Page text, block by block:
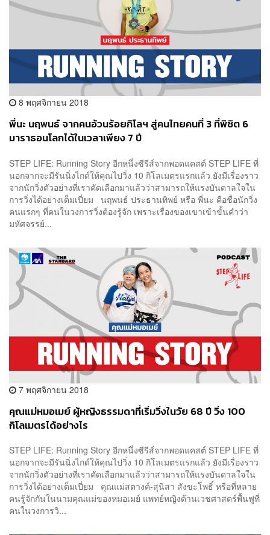
8 พฤศจิกายน 2018
พี่นะ นฤพนธ์ จากคนอ้วนร้อยกิโลฯ สู่คนไทยคนที่ 3 ที่พิชิต 6
มาราธอนโลกได้ในเวลาเพียง 7 ปี
STEP LIFE: Running Story อีกหนึ่งซีรีส์จากพอดแคสต์ STEP LIFE ที่
นอกจากจะมีรันนิ่งไกด์ให้คุณไปวิ่ง 10 กิโลเมตรแรกแล้ว ยังมีเรื่องราว
จากนักวิ่งตัวอย่างที่เราคัดเลือกมาแล้วว่าสามารถให้แรงบันดาลใจใน
การวิ่งได้อย่างเต็มเปี่ยม นฤพนธ์ ประธานทิพย์ หรือ พี่นะ คือชื่อนักวิ่ง
คนแรกๆ ที่คนในวงการวิ่งต้องรู้จัก เพราะเรื่องของเขาเข้าขั้นคำว่า
มหัศจรรย์...
7 พฤศจิกายน 2018
คุณแม่หมอเมย์ ผู้หญิงธรรมดาที่เริ่มวิ่งในวัย 68 ปี วิ่ง 100
กิโลเมตรได้อย่างไร
STEP LIFE: Running Story อีกหนึ่งซีรีส์จากพอดแคสต์ STEP LIFE ที่
นอกจากจะมีรันนิ่งไกด์ให้คุณไปวิ่ง 10 กิโลเมตรแรกแล้ว ยังมีเรื่องราว
จากนักวิ่งตัวอย่างที่เราคัดเลือกมาแล้วว่าสามารถให้แรงบันดาลใจใน
การวิ่งได้อย่างเต็มเปี่ยม คุณแม่สตางค์-สุนิสา สังขะโพธิ์ หรือที่หลาย
คนรู้จักกันในนามคุณแม่ของหมอเมย์ แพทย์หญิงด้านเวชศาสตร์พื้นฟูที่
คนในวงการวิ...